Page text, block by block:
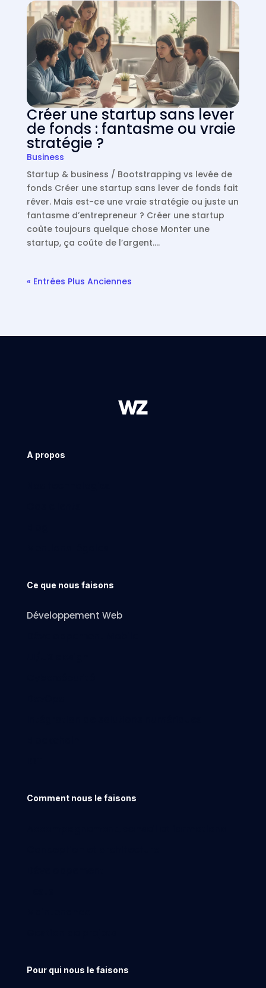
Créer une startup sans lever
de fonds : fantasme ou vraie
stratégie ?
Business
Startup & business / Bootstrapping vs levée de
fonds Créer une startup sans lever de fonds fait
rêver. Mais est-ce une vraie stratégie ou juste un
fantasme d’entrepreneur ? Créer une startup
coûte toujours quelque chose Monter une
startup, ça coûte de l’argent….
« Entrées Plus Anciennes
A propos
Ce que nous faisons
Développement Web
Comment nous le faisons
Pour qui nous le faisons